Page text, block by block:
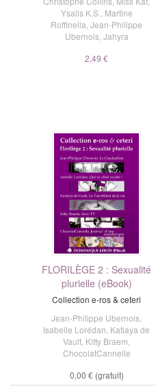
Ysalis K.S. Martine
Roffinella Jean-Philippe
Ubernois, Jahyra
2,49 €
FLORILÈGE 2 : Sexualité
plurielle (eBook)
Collection e-ros & ceteri
Jean-Philippe Ubernois
Isabelle Lorédan Katlaya de
Vault Kitty Braem
ChocolatCannelle
0,00 € (gratuit)